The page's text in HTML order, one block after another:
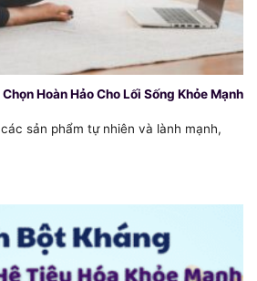
Hoàn Hảo Cho Lối Sống Khỏe Mạnh
sản phẩm tự nhiên và lành mạnh,